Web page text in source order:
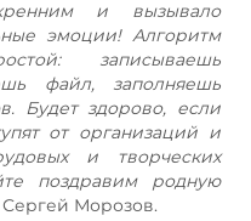
и вызывало
эмоции! Алгоритм
записываешь
файл, заполняешь
Будет здорово, если
от организаций и
и творческих
поздравим родную
Морозов.